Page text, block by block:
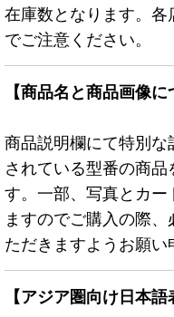
在庫数となります。
でご注意ください。
【商品名と商品画像に
商品説明欄にて特別
されている型番の商
す。一部、写真とカ
ますのでご購入の際
ただきますようお願い
【アジア圏向け日本